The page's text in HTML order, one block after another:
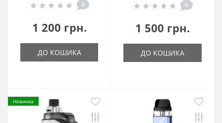
0
1 200 грн.
ДО КОШИКА
0
1 500 грн.
ДО КОШИКА
Новинка